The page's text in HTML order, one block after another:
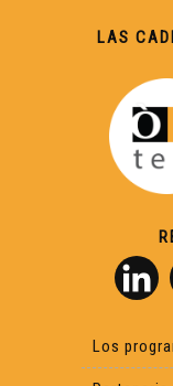
LAS
Los